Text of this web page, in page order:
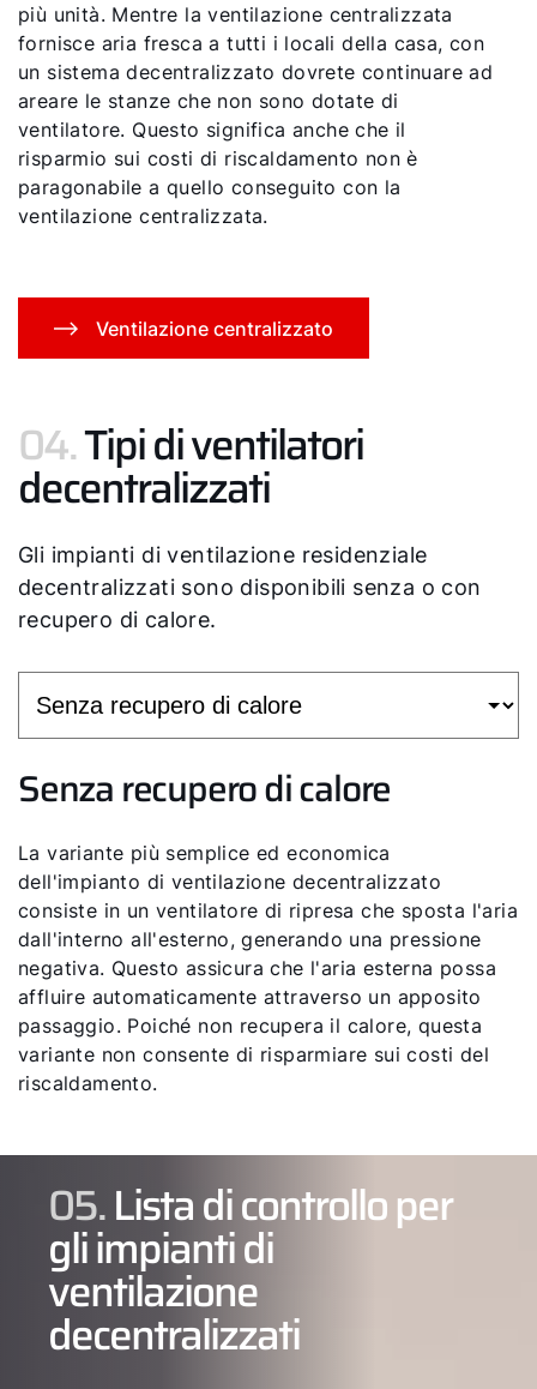
più unità. Mentre la ventilazione centralizzata
fornisce aria fresca a tutti i locali della casa, con
un sistema decentralizzato dovrete continuare ad
areare le stanze che non sono dotate di
ventilatore. Questo significa anche che il
risparmio sui costi di riscaldamento non è
paragonabile a quello conseguito con la
ventilazione centralizzata.
Ventilazione centralizzato
04.Tipi di ventilatori
decentralizzati
Gli impianti di ventilazione residenziale
decentralizzati sono disponibili senza o con
recupero di calore.
Senza recupero di calore
La variante più semplice ed economica
dell'impianto di ventilazione decentralizzato
consiste in un ventilatore di ripresa che sposta l'aria
dall'interno all'esterno, generando una pressione
negativa. Questo assicura che l'aria esterna possa
affluire automaticamente attraverso un apposito
passaggio. Poiché non recupera il calore, questa
variante non consente di risparmiare sui costi del
riscaldamento.
05.Lista di controllo per
gli impianti di
ventilazione
decentralizzati